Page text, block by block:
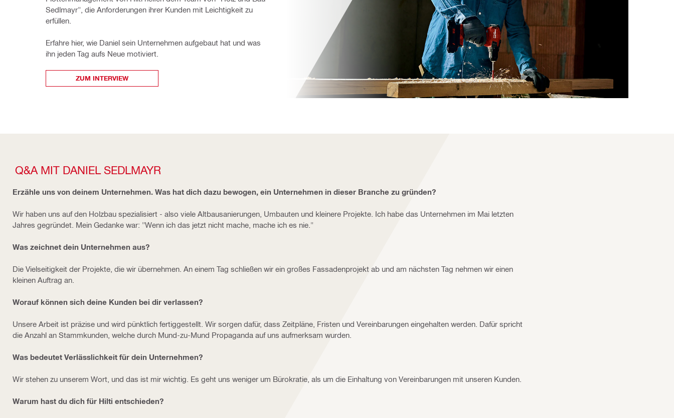
Sedlmayr", die Anforderungen ihrer Kunden mit Leichtigkeit zu
erfüllen.
Erfahre hier, wie Daniel sein Unternehmen aufgebaut hat und was
ihn jeden Tag aufs Neue motiviert.
ZUM INTERVIEW
Q&A MIT DANIEL SEDLMAYR
Erzähle uns von deinem Unternehmen. Was hat dich dazu bewogen, ein Unternehmen in dieser Branche zu gründen?
Wir haben uns auf den Holzbau spezialisiert - also viele Altbausanierungen, Umbauten und kleinere Projekte. Ich habe das Unternehmen im Mai letzten
Jahres gegründet. Mein Gedanke war: "Wenn ich das jetzt nicht mache, mache ich es nie."
Was zeichnet dein Unternehmen aus?
Die Vielseitigkeit der Projekte, die wir übernehmen. An einem Tag schließen wir ein großes Fassadenprojekt ab und am nächsten Tag nehmen wir einen
kleinen Auftrag an.
Worauf können sich deine Kunden bei dir verlassen?
Unsere Arbeit ist präzise und wird pünktlich fertiggestellt. Wir sorgen dafür, dass Zeitpläne, Fristen und Vereinbarungen eingehalten werden. Dafür spricht
die Anzahl an Stammkunden, welche durch Mund-zu-Mund Propaganda auf uns aufmerksam wurden.
Was bedeutet Verlässlichkeit für dein Unternehmen?
Wir stehen zu unserem Wort, und das ist mir wichtig. Es geht uns weniger um Bürokratie, als um die Einhaltung von Vereinbarungen mit unseren Kunden.
Warum hast du dich für Hilti entschieden?